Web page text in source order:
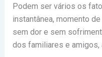
Podem ser vários os
instantânea, momento
sem dor e sem
dos familiares e amigos,